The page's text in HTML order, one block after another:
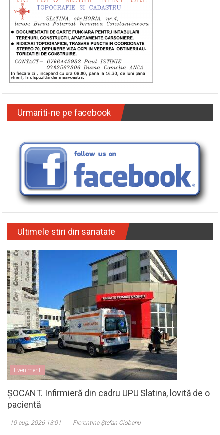
Urmariti-ne pe facebook
Ultimele stiri din sanatate
Eveniment
ȘOCANT. Infirmieră din cadru UPU Slatina, lovită de o
pacientă
10 aug. 2026 13:01 Florentina Ștefan Ciobanu